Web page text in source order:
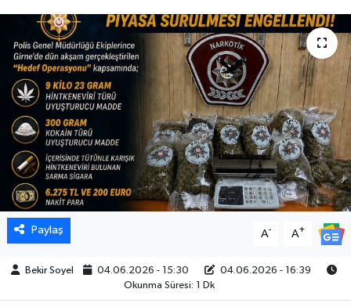
Paylaş A- A+
Bekir Soyel 04.06.2026 - 15:30
04.06.2026 - 16:39
Okunma Süresi: 1 Dk